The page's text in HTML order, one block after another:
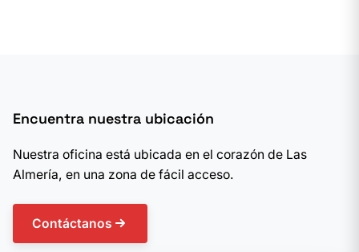
Encuentra nuestra ubicación
Nuestra oficina está ubicada en el corazón de Las
Almería, en una zona de fácil acceso.
Contáctanos